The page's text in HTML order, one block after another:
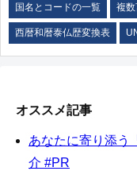
国名とコードの一覧 複
西暦和暦泰仏歴変換表
オススメ記事
あなたに寄り添う
介 #PR